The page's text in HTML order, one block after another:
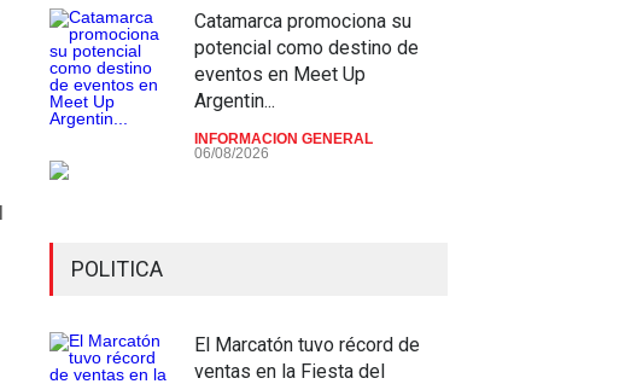
Catamarca promociona su
potencial como destino de
eventos en Meet Up
Argentin...
INFORMACION GENERAL
06/08/2026
POLITICA
El Marcatón tuvo récord de
ventas en la Fiesta del